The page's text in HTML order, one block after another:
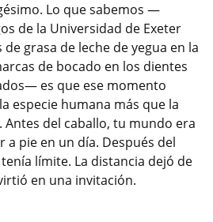
Lo que sabemos —
de la Universidad de Exeter
grasa de leche de yegua en la
de bocado en los dientes
es que ese momento
especie humana más que la
Antes del caballo, tu mundo era
pie en un día. Después del
límite. La distancia dejó de
en una invitación.